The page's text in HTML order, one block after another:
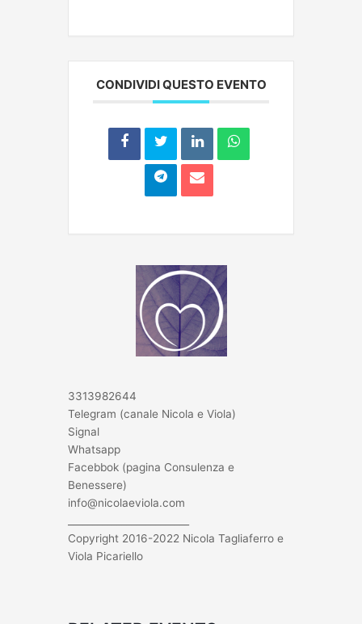
CONDIVIDI QUESTO EVENTO
3313982644
Telegram (canale Nicola e Viola)
Signal
Whatsapp
Facebbok (pagina Consulenza e
Benessere)
info@nicolaeviola.com
Copyright 2016-2022 Nicola Tagliaferro e
Viola Picariello